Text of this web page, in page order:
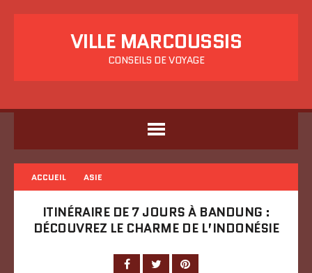
VILLE MARCOUSSIS
CONSEILS DE VOYAGE
ACCUEIL ASIE
ITINÉRAIRE DE 7 JOURS À BANDUNG :
DÉCOUVREZ LE CHARME DE L’INDONÉSIE